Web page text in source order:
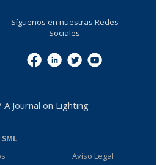
Síguenos en nuestras Redes
Sociales
Journal on Lighting
SML
Aviso Legal